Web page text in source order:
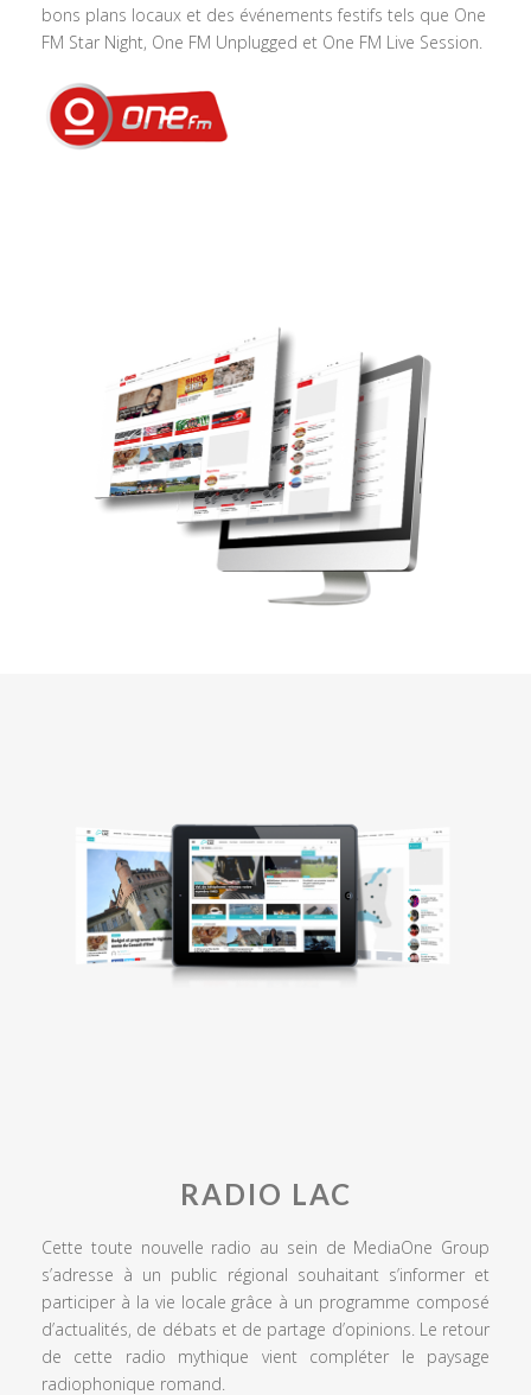
bons plans locaux et des événements festifs tels que One
FM Star Night, One FM Unplugged et One FM Live Session.
RADIO LAC
Cette toute nouvelle radio au sein de MediaOne Group
s’adresse à un public régional souhaitant s’informer et
participer à la vie locale grâce à un programme composé
d’actualités, de débats et de partage d’opinions. Le retour
de cette radio mythique vient compléter le paysage
radiophonique romand.